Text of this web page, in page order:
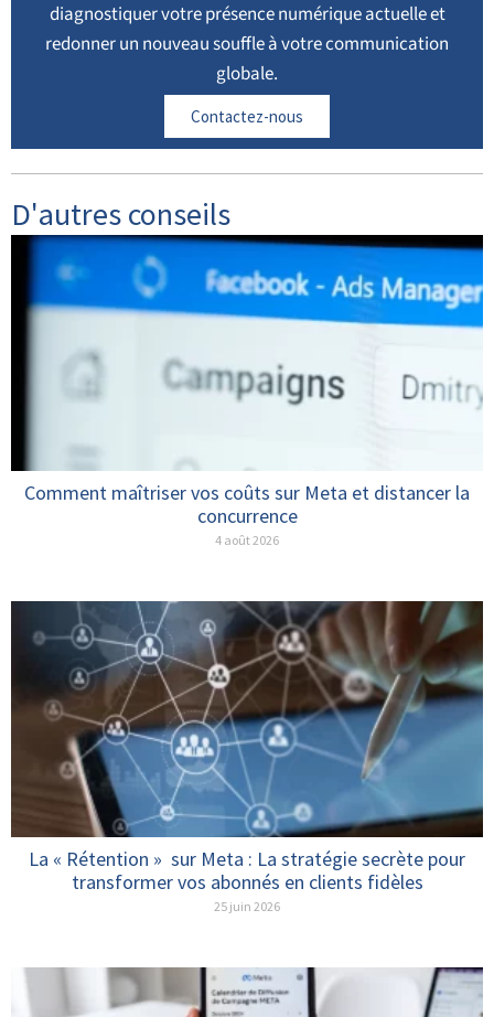
diagnostiquer votre présence numérique actuelle et
redonner un nouveau souffle à votre communication
globale.
Contactez-nous
D'autres conseils
Comment maîtriser vos coûts sur Meta et distancer la
concurrence
4 août 2026
La « Rétention » sur Meta : La stratégie secrète pour
transformer vos abonnés en clients fidèles
25 juin 2026